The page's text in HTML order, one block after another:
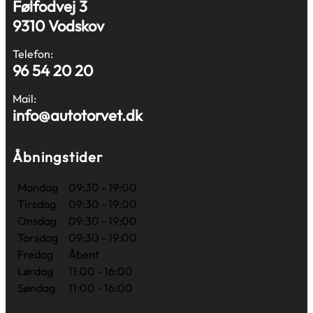
Følfodvej 3
9310 Vodskov
Telefon:
96 54 20 20
Mail:
info@autotorvet.dk
Åbningstider
Mandag
09:30 - 19:00
Tirsdag
09:30 - 19:00
Onsdag
09:30 - 19:00
Torsdag
09:30 - 19:00
Fredag
Åbent
Lørdag
11:00 - 16:00
Søndag
11:00 - 16:00